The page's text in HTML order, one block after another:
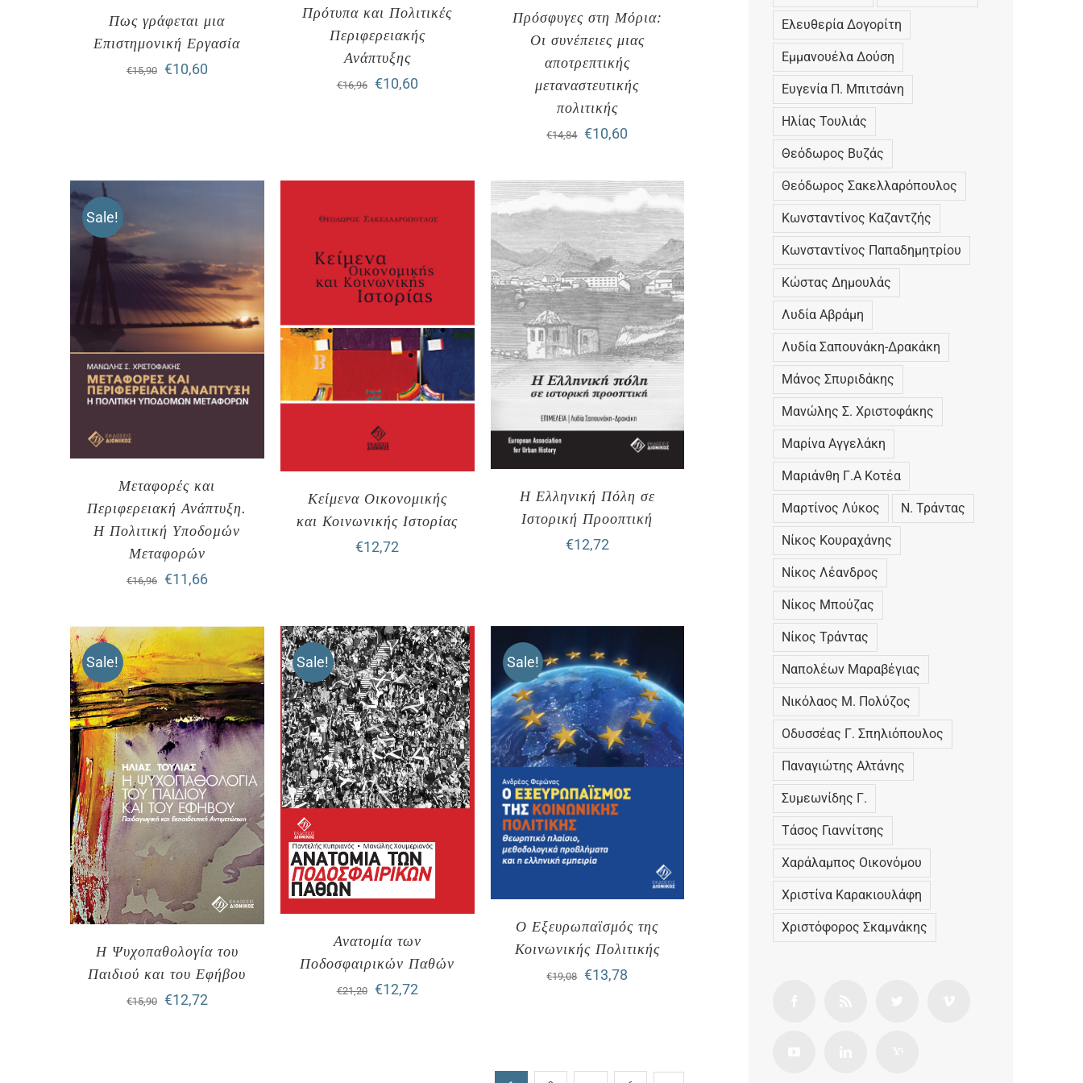
Πως γράφεται μια
Επιστημονική Εργασία
€15,90
Original
€10,60Η
€10,60.
Πρότυπα και Πολιτικές
Περιφερειακής
Ανάπτυξης
€16,96
Original
€10,60Η
Πρόσφυγες στη Μόρια:
Οι συνέπειες μιας
αποτρεπτικής
μεταναστευτικής
πολιτικής
€14,84 Original
was:
€14,84.
€10,60
τιμή
είναι:
€10,60.
Sale!
Μεταφορές και
Περιφερειακή Ανάπτυξη.
Η Πολιτική Υποδοµών
Μεταφορών
€16,96
Original
was:
€16,96.
€11,66Η
τιμή
είναι:
€11,66.
Κείμενα Οικονομικής
και Κοινωνικής Ιστορίας
€12,72
Η Ελληνική Πόλη σε
Ιστορική Προοπτική
€12,72
Sale!
Η Ψυχοπαθολογία του
Παιδιού και του Εφήβου
€15,90
Original
€12,72Η
Sale!
Ανατομία των
Ποδοσφαιρικών Παθών
€21,20
Original
€12,72Η
Sale!
Ο Εξευρωπαϊσμός της
Κοινωνικής Πολιτικής
€19,08 Original
€13,78
Ελευθερία Δογορίτη
Εμμανουέλα Δούση
Ευγενία Π. Μπιτσάνη
Ηλίας Τουλιάς
Θεόδωρος Βυζάς
Θεόδωρος Σακελλαρόπουλος
Κωνσταντίνος Καζαντζής
Κωνσταντίνος Παπαδημητρίου
Κώστας Δημουλάς
Λυδία Αβράμη
Λυδία Σαπουνάκη-Δρακάκη
Μάνος Σπυριδάκης
Μανώλης Σ. Χριστοφάκης
Μαρίνα Αγγελάκη
Μαριάνθη Γ.Α Κοτέα
Μαρτίνος Λύκος Ν. Τράντας
Νίκος Κουραχάνης
Νίκος Λέανδρος
Νίκος Μπούζας
Νίκος Τράντας
Ναπολέων Μαραβέγιας
Νικόλαος Μ. Πολύζος
Οδυσσέας Γ. Σπηλιόπουλος
Παναγιώτης Αλτάνης
Συµεωνίδης Γ.
Τάσος Γιαννίτσης
Χαράλαμπος Οικονόμου
Χριστίνα Καρακιουλάφη
Χριστόφορος Σκαμνάκης